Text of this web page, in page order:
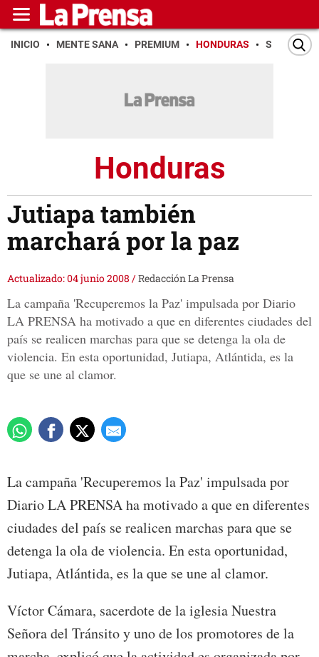
INICIO MENTE SANA PREMIUM HONDURAS SAN PEDRO
Honduras
Jutiapa también
marchará por la paz
Actualizado: 04 junio 2008 /Redacción La Prensa
La campaña 'Recuperemos la Paz' impulsada por Diario
LA PRENSA ha motivado a que en diferentes ciudades del
país se realicen marchas para que se detenga la ola de
violencia. En esta oportunidad, Jutiapa, Atlántida, es la
que se une al clamor.
La campaña 'Recuperemos la Paz' impulsada por
Diario LA PRENSA ha motivado a que en diferentes
ciudades del país se realicen marchas para que se
detenga la ola de violencia. En esta oportunidad,
Jutiapa, Atlántida, es la que se une al clamor.
Víctor Cámara, sacerdote de la iglesia Nuestra
Señora del Tránsito y uno de los promotores de la